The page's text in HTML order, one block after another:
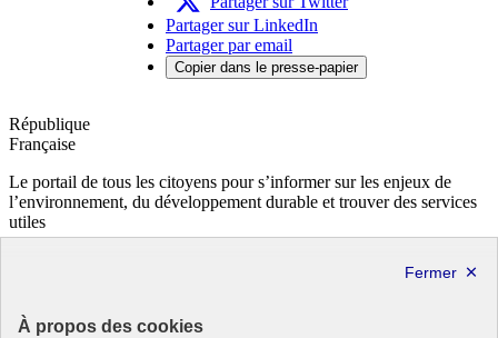
À propos des cookies
Partager sur LinkedIn
Partager par email
Copier dans le presse-papier
République
Française
Le portail de tous les citoyens pour s’informer sur les enjeux de
l’environnement, du développement durable et trouver des services
utiles
data.gouv.fr- ouvre une nouvelle fenêtre